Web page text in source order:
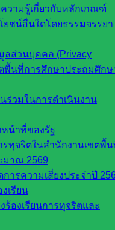
วามรู้เกี่ยวกับหลักเกณฑ์
ชน์อื่นใดโดยธรรมจรรยา
ลส่วนบุคคล (Privacy
พื้นที่การศึกษาประถมศึกษ
ร่วมในการดำเนินงาน
หน้าที่ของรัฐ
รทุจริตในสำนักงานเขตพื้
มาณ 2569
ารความเสี่ยงประจำปี
เรียน
ร้องเรียนการทุจริตและ